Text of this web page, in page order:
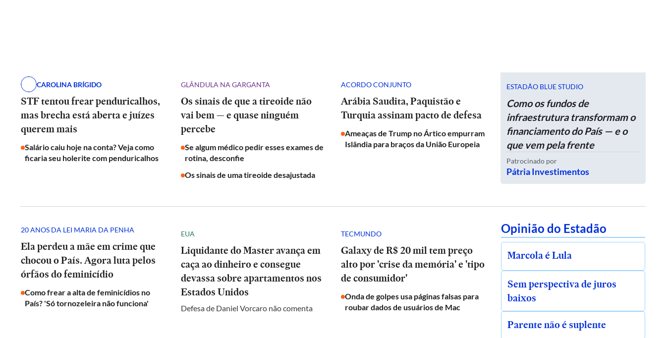
CAROLINA BRÍGIDO
STF tentou frear penduricalhos,
mas brecha está aberta e juízes
querem mais
Salário caiu hoje na conta? Veja como
ficaria seu holerite com penduricalhos
GLÂNDULA NA GARGANTA
Os sinais de que a tireoide não
vai bem — e quase ninguém
percebe
Se algum médico pedir esses exames de
rotina, desconfie
Os sinais de uma tireoide desajustada
ACORDO CONJUNTO
Arábia Saudita, Paquistão e
Turquia assinam pacto de defesa
Ameaças de Trump no Ártico empurram
Islândia para braços da União Europeia
ESTADÃO BLUE STUDIO
Como os fundos de
infraestrutura transformam o
financiamento do País — e o
que vem pela frente
Patrocinado por
Pátria Investimentos
20 ANOS DA LEI MARIA DA PENHA
Ela perdeu a mãe em crime que
chocou o País. Agora luta pelos
órfãos do feminicídio
Como frear a alta de feminicídios no
País? 'Só tornozeleira não funciona'
EUA
Liquidante do Master avança em
caça ao dinheiro e consegue
devassa sobre apartamentos nos
Estados Unidos
Defesa de Daniel Vorcaro não comenta
TECMUNDO
Galaxy de R$ 20 mil tem preço
alto por 'crise da memória' e 'tipo
de consumidor'
Onda de golpes usa páginas falsas para
roubar dados de usuários de Mac
Opinião do Estadão
Marcola é Lula
Sem perspectiva de juros
baixos
Parente não é suplente